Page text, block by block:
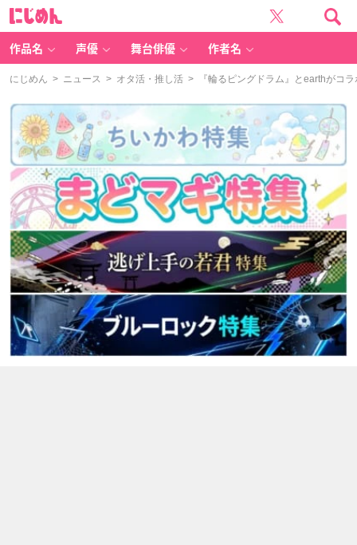
作品名 声優 舞台俳優 作者名
にじめん > ニュース > オタ活・推し活 > 『輪るピングドラム』とearthがコ